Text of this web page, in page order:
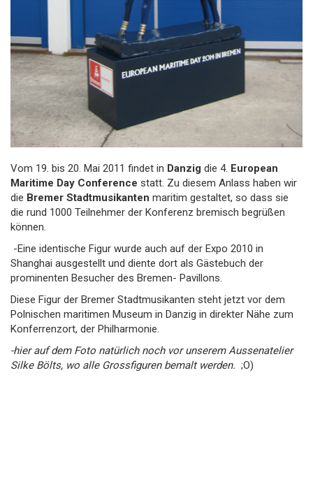
Vom 19. bis 20. Mai 2011 findet in Danzig die 4. European
Maritime Day Conference statt. Zu diesem Anlass haben wir
die Bremer Stadtmusikanten maritim gestaltet, so dass sie
die rund 1000 Teilnehmer der Konferenz bremisch begrüßen
können.
-Eine identische Figur wurde auch auf der Expo 2010 in
Shanghai ausgestellt und diente dort als Gästebuch der
prominenten Besucher des Bremen- Pavillons.
Diese Figur der Bremer Stadtmusikanten steht jetzt vor dem
Polnischen maritimen Museum in Danzig in direkter Nähe zum
Konferrenzort, der Philharmonie.
-hier auf dem Foto natürlich noch vor unserem Aussenatelier
Silke Bölts, wo alle Grossfiguren bemalt werden. ;O)